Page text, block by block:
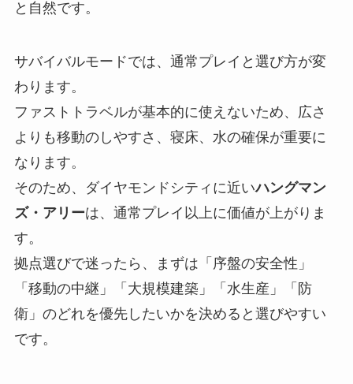
と自然です。
サバイバルモードでは、通常プレイと選び方が変
わります。
ファストトラベルが基本的に使えないため、広さ
よりも移動のしやすさ、寝床、水の確保が重要に
なります。
そのため、ダイヤモンドシティに近いハングマン
ズ・アリーは、通常プレイ以上に価値が上がりま
す。
拠点選びで迷ったら、まずは「序盤の安全性」
「移動の中継」「大規模建築」「水生産」「防
衛」のどれを優先したいかを決めると選びやすい
です。